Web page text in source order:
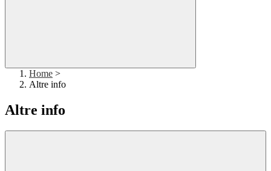
Home >
Altre info
Altre info